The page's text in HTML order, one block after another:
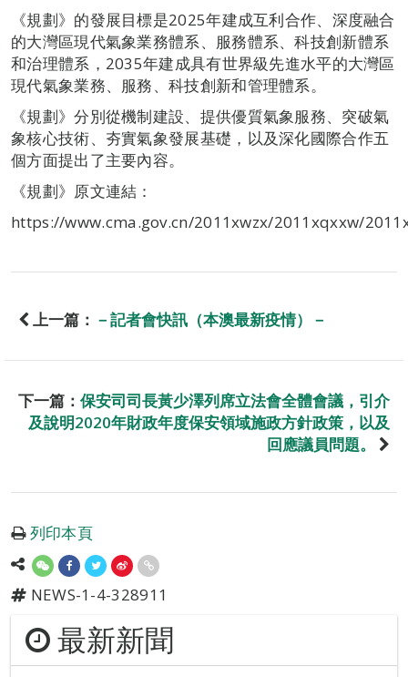
《規劃》的發展目標是2025年建成互利合作、深度融合
的大灣區現代氣象業務體系、服務體系、科技創新體系
和治理體系，2035年建成具有世界級先進水平的大灣區
現代氣象業務、服務、科技創新和管理體系。
《規劃》分別從機制建設、提供優質氣象服務、突破氣
象核心技術、夯實氣象發展基礎，以及深化國際合作五
個方面提出了主要內容。
《規劃》原文連結：
https://www.cma.gov.cn/2011xwzx/2011xqxxw/
上一篇： －記者會快訊（本澳最新疫情）－
下一篇： 保安司司長黃少澤列席立法會全體會議，引介
及說明2020年財政年度保安領域施政方針政策，以及
回應議員問題。
列印本頁
NEWS-1-4-328911
最新新聞